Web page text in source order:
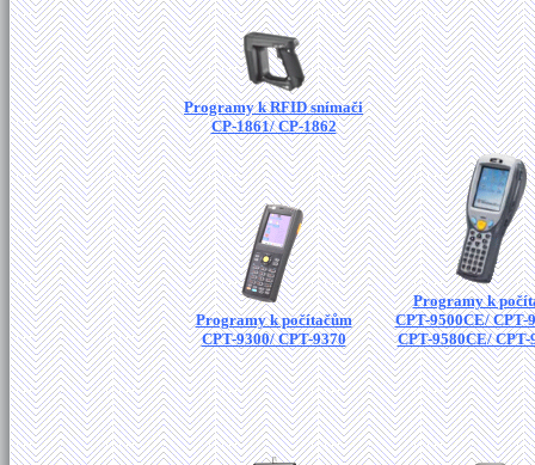
Programy k RFID snímači
CP-1861/ CP-1862
Programy k počítačům
CPT-9300/ CPT-9370
Programy k
CPT-9500CE/ CPT-
CPT-9580CE/ CPT-